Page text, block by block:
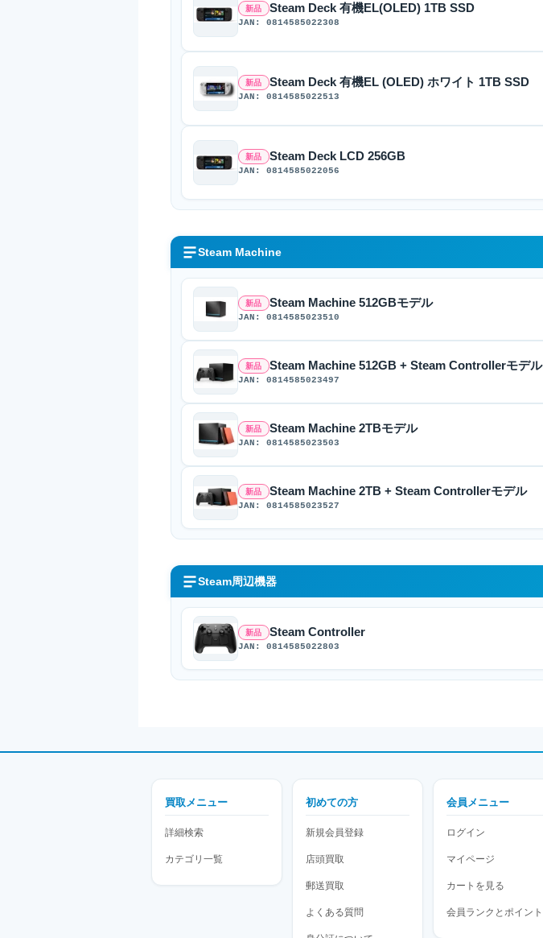
新品 Steam Deck 有機EL(OLED) 1TB SSD
JAN: 0814585022308
新品 Steam Deck 有機EL (OLED) ホワイト 1TB SSD
JAN: 0814585022513
新品 Steam Deck LCD 256GB
JAN: 0814585022056
Steam Machine
新品 Steam Machine 512GBモデル
JAN: 0814585023510
新品 Steam Machine 512GB + Steam Controllerモデル
JAN: 0814585023497
新品 Steam Machine 2TBモデル
JAN: 0814585023503
新品 Steam Machine 2TB + Steam Controllerモデル
JAN: 0814585023527
Steam周辺機器
新品 Steam Controller
JAN: 0814585022803
買取メニュー
詳細検索
カテゴリ一覧
初めての方
新規会員登録
店頭買取
郵送買取
よくある質問
会員メニュー
ログイン
マイページ
カートを見る
会員ランクとポイント